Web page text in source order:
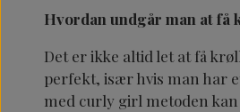
Hvordan undgår man at få
Det er ikke altid let at få
perfekt, især hvis man har
med curly girl metoden